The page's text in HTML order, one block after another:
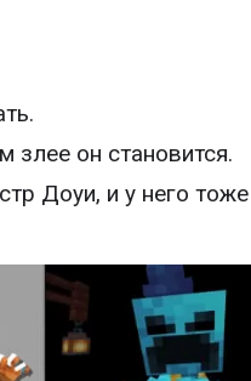
злее он становится.
Доуи, и у него